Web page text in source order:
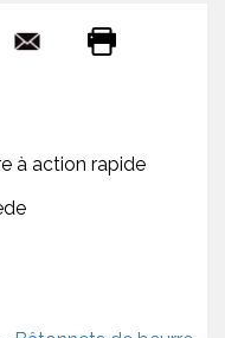
à action rapide